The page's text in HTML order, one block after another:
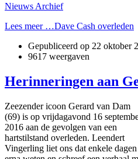
Nieuws Archief
Lees meer …Dave Cash overleden
Gepubliceerd op 22 oktober
9617 weergaven
Herinneringen aan
Zeezender icoon Gerard van Dam
(69) is op vrijdagavond 16
2016 aan de gevolgen van een
hartstilstand overleden. Leendert
Vingerling liet ons dat enkele dagen